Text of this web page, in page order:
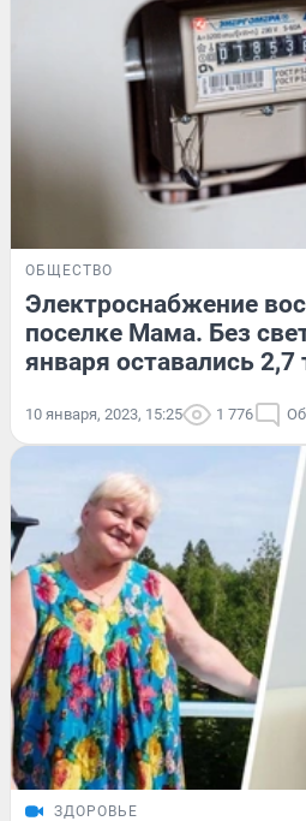
ОБЩЕСТВО
Электроснабжение
поселке Мама. Без
января оставались
10 января, 2023, 15:25 1 776
ЗДОРОВЬЕ